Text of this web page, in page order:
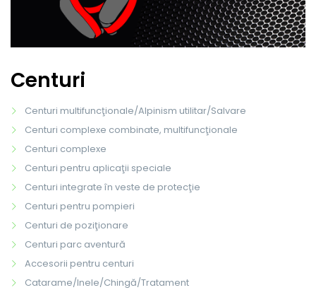
Centuri
Centuri multifuncţionale/Alpinism utilitar/Salvare
Centuri complexe combinate, multifuncţionale
Centuri complexe
Centuri pentru aplicaţii speciale
Centuri integrate în veste de protecţie
Centuri pentru pompieri
Centuri de poziţionare
Centuri parc aventură
Accesorii pentru centuri
Catarame/Inele/Chingă/Tratament